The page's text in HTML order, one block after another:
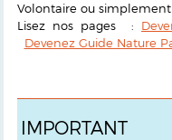
Volontaire ou
Lisez nos pages :
Devenez Guide Nature
IMPORTANT